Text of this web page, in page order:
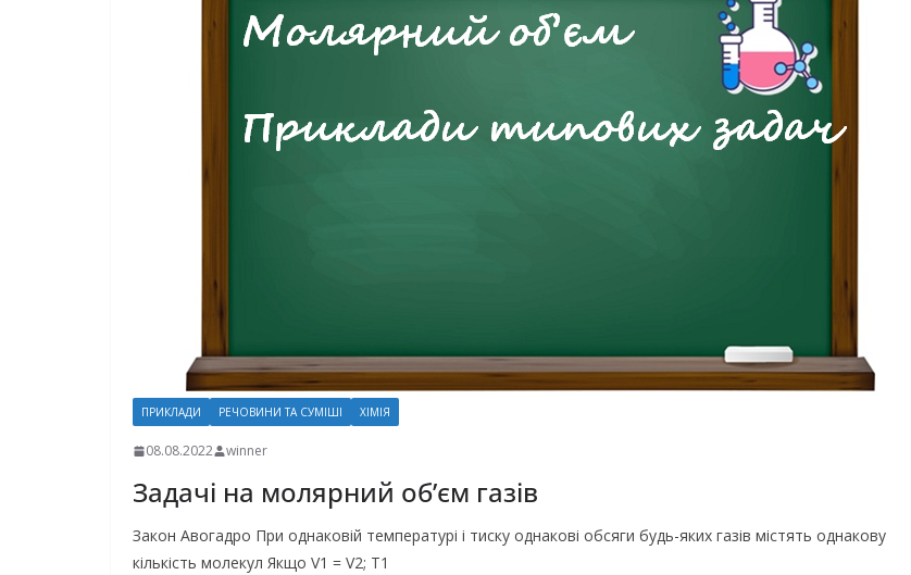
ПРИКЛАДИ РЕЧОВИНИ ТА СУМІШІ ХІМІЯ
08.08.2022 winner
Задачі на молярний об’єм газів
Закон Авогадро При однаковій температурі і тиску однакові обсяги будь-яких газів містять однакову
кількість молекул Якщо V1 = V2; T1